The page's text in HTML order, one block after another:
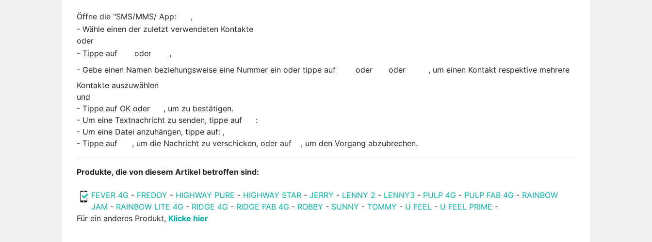
Öffne die "SMS/MMS/ App:
,
- Wähle einen der zuletzt verwendeten Kontakte
oder
- Tippe auf
oder
,
- Gebe einen Namen beziehungsweise eine Nummer ein oder tippe auf
oder oder
, um einen Kontakt respektive mehrere
Kontakte auszuwählen
und
- Tippe auf OK oder
, um zu bestätigen.
- Um eine Textnachricht zu senden, tippe auf
:
- Um eine Datei anzuhängen, tippe auf: ,
- Tippe auf
, um die Nachricht zu verschicken, oder auf , um den Vorgang abzubrechen.
Produkte, die von diesem Artikel betroffen sind:
FEVER 4G - FREDDY - HIGHWAY PURE - HIGHWAY STAR -JERRY - LENNY 2 - LENNY3 - PULP 4G - PULP FAB 4G - RAINBOW
JAM - RAINBOW LITE 4G - RIDGE 4G - RIDGE FAB 4G - ROBBY - SUNNY -TOMMY - U FEEL - U FEEL PRIME -
Für ein anderes Produkt, Klicke hier